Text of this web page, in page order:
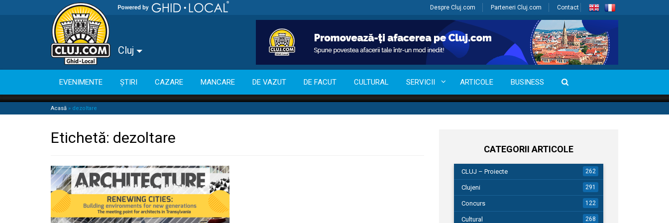
Despre Cluj.com Parteneri Cluj.com Contact
Cluj
EVENIMENTE ȘTIRI CAZARE MANCARE DE VAZUT DE FACUT CULTURAL SERVICII ARTICOLE BUSINESS
Acasă » dezoltare
Etichetă: dezoltare
CATEGORII ARTICOLE
CLUJ – Proiecte 262
Clujeni 291
Concurs 122
Cultural 268